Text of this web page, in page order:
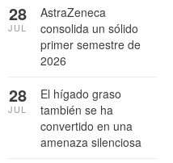
AstraZeneca
consolida un sólido
primer semestre de
2026
28
JUL
El hígado graso
también se ha
convertido en una
amenaza silenciosa
28
JUL